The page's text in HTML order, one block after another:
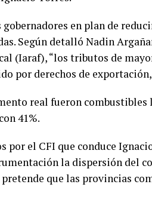
en plan de
Según detalló Nadin
(Iaraf), “los tributos de
por derechos de exportación,
real fueron combustibles
41%.
por el CFI que conduce
la dispersión del
que las provincias